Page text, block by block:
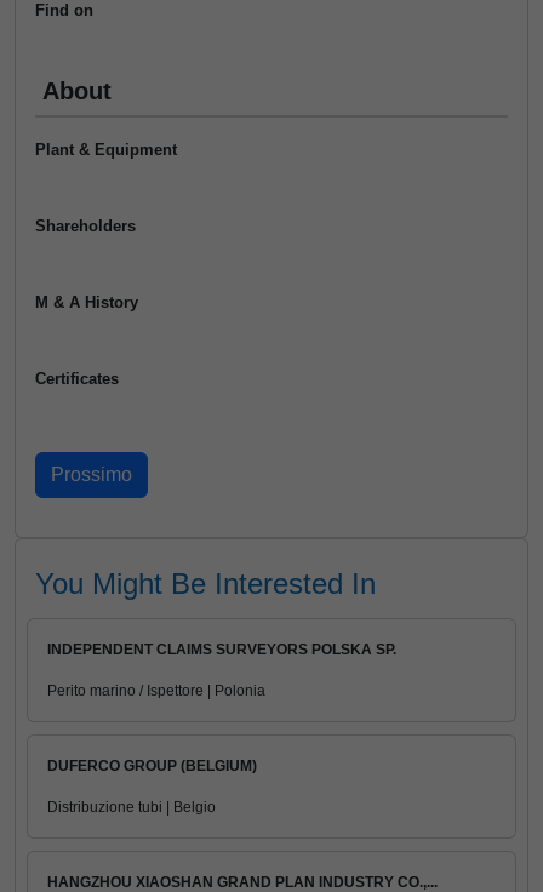
Find on
About
Plant & Equipment
Shareholders
M & A History
Certificates
You Might Be Interested In
INDEPENDENT CLAIMS SURVEYORS POLSKA SP.
Perito marino / Ispettore | Polonia
DUFERCO GROUP (BELGIUM)
Distribuzione tubi | Belgio
HANGZHOU XIAOSHAN GRAND PLAN INDUSTRY CO.,...